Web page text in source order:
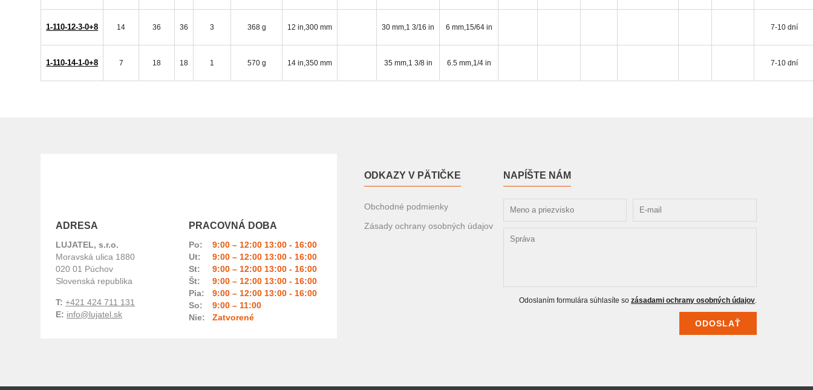
1-110-12-3-0+8 14 36 36 3 368 g 12 in,300 mm 30 mm,1 3/16 in 6 mm,15/64 in 7-10 dní
1-110-14-1-0+8 7 18 18 1 570 g 14 in,350 mm 35 mm,1 3/8 in 6.5 mm,1/4 in 7-10 dní
ADRESA
LUJATEL, s.r.o.
Moravská ulica 1880
020 01 Púchov
Slovenská republika
T:+421 424 711 131
E: info@lujatel.sk
PRACOVNÁ DOBA
Po:
9:00 – 12:00 13:00 - 16:00
Ut:
9:00 – 12:00 13:00 - 16:00
St:
9:00 – 12:00 13:00 - 16:00
Št:
9:00 – 12:00 13:00 - 16:00
Pia:
9:00 – 12:00 13:00 - 16:00
So:
9:00 – 11:00
Nie:
Zatvorené
ODKAZY V PÄTIČKE
Obchodné podmienky
Zásady ochrany osobných údajov
NAPÍŠTE NÁM
Odoslaním formulára súhlasíte sozásadami ochrany osobných údajov.
ODOSLAŤ